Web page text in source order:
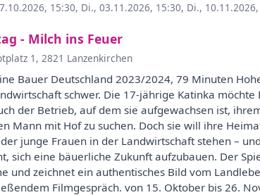
15:30, Di., 03.11.2026, 15:30, Di.,
- Milch ins Feuer
1, 2821 Lanzenkirchen
Bauer Deutschland 2023/2024, 79 Minuten
schwer. Die 17-jährige Katinka
der Betrieb, auf dem sie aufgewachsen ist,
Mann mit Hof zu suchen. Doch sie will ihre
junge Frauen in der Landwirtschaft stehen –
sich eine bäuerliche Zukunft aufzubauen. Der
und zeichnet ein authentisches Bild vom
Filmgespräch. von 15. Oktober bis 26.